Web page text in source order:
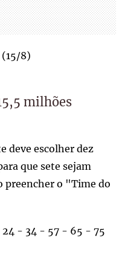
8)
milhões
deve escolher dez
que sete sejam
preencher o "Time do
24 - 34 - 57 - 65 - 75